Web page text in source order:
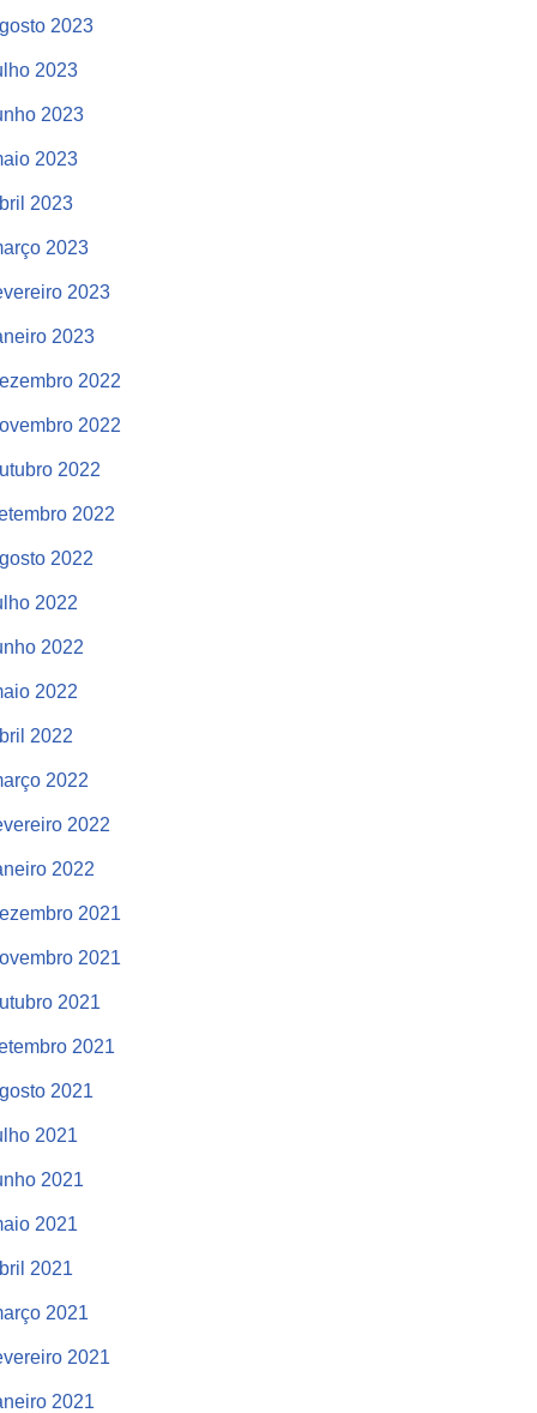
2023
2023
2023
2023
2023
2023
2023
2023
2022
2022
2022
2022
2022
2022
2022
2022
2022
2022
2022
2022
2021
2021
2021
2021
2021
2021
2021
2021
2021
2021
2021
2021